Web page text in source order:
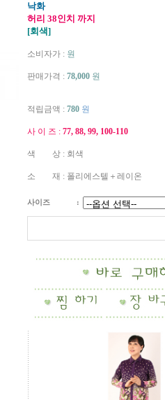
낙화
허리 38인치 까지
[회색]
소비자가 : 원
판매가격 : 78,000 원
적립금액 : 780 원
사 이 즈 : 77, 88, 99, 100-110
색 상 : 회색
소 재 : 폴리에스텔＋레이온
사이즈 :